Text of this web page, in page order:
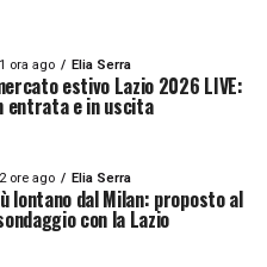
1 ora ago Elia Serra
estivo Lazio 2026 LIVE:
e in uscita
2 ore ago Elia Serra
lontano dal Milan: proposto al
con la Lazio